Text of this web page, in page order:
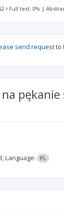
Full text: 0% |
send requestto
Language: PL